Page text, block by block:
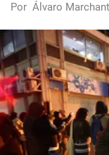
Por Álvaro